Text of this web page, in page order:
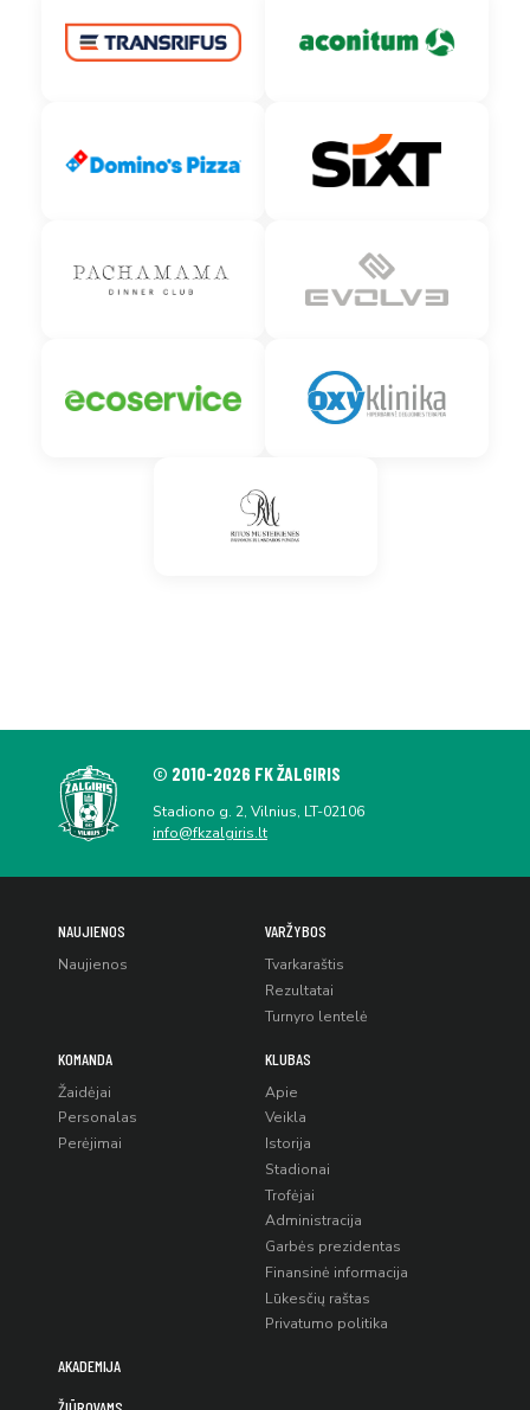
© 2010-2026 FK ŽALGIRIS
Stadiono g. 2, Vilnius, LT-02106
info@fkzalgiris.lt
NAUJIENOS
Naujienos
VARŽYBOS
Tvarkaraštis
Rezultatai
Turnyro lentelė
KOMANDA
Žaidėjai
Personalas
Perėjimai
KLUBAS
Apie
Veikla
Istorija
Stadionai
Trofėjai
Administracija
Garbės prezidentas
Finansinė informacija
Lūkesčių raštas
Privatumo politika
AKADEMIJA